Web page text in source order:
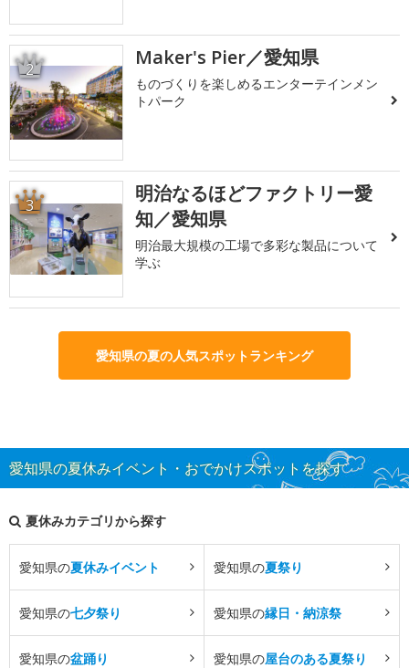
2 Maker's Pier／愛知県
ものづくりを楽しめるエンターテインメン
トパーク
3
明治なるほどファクトリー愛
知／愛知県
明治最大規模の工場で多彩な製品について
学ぶ
愛知県の夏の人気スポットランキング
愛知県の夏休みイベント・おでかけスポットを探す
夏休みカテゴリから探す
愛知県の夏休みイベント 愛知県の夏祭り
愛知県の七夕祭り 愛知県の縁日・納涼祭
愛知県の盆踊り 愛知県の屋台のある夏祭り